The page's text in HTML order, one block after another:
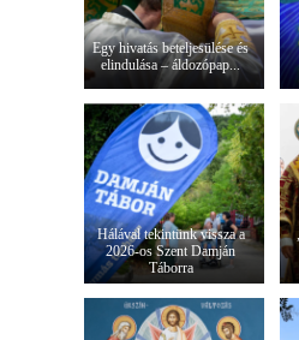
Egy hivatás beteljesülése és
elindulása – áldozópap...
Hálával tekintünk vissza a
2026-os Szent Damján
Táborra